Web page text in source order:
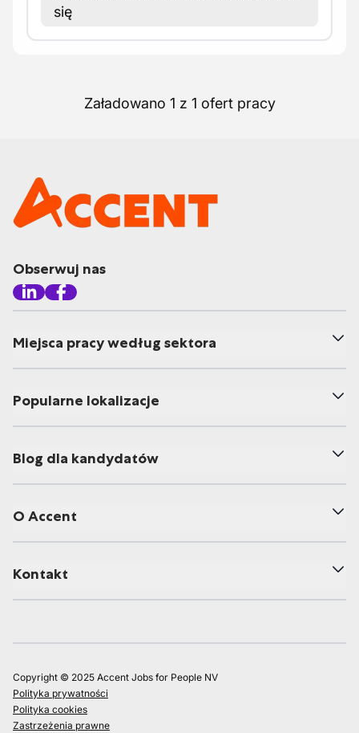
się
Załadowano 1 z 1 ofert pracy
Obserwuj nas
Miejsca pracy według sektora
Popularne lokalizacje
Blog dla kandydatów
O Accent
Kontakt
Copyright © 2025 Accent Jobs for People NV
Polityka prywatności
Polityka cookies
Zastrzeżenia prawne